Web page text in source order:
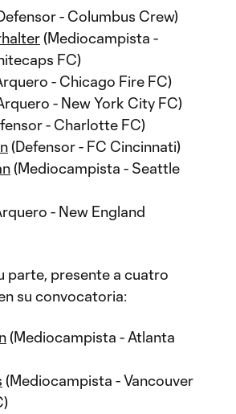
- Columbus Crew)
(Mediocampista -
FC)
- Chicago Fire FC)
- New York City FC)
- Charlotte FC)
(Defensor - FC Cincinnati)
(Mediocampista - Seattle
- New England
parte, presente a cuatro
su convocatoria:
(Mediocampista - Atlanta
(Mediocampista - Vancouver